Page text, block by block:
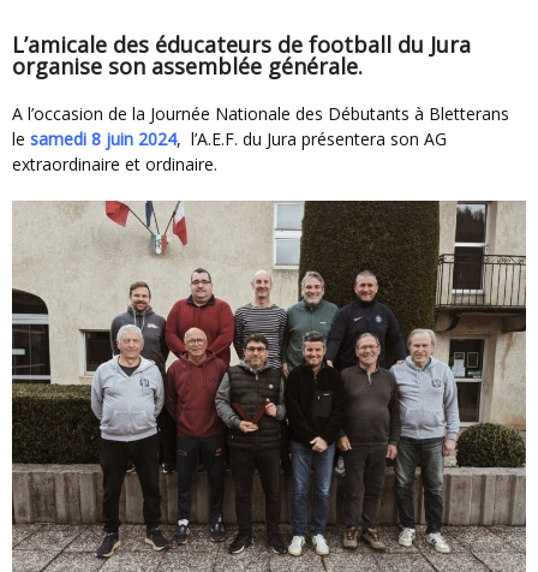
L’amicale des éducateurs de football du Jura
organise son assemblée générale.
A l’occasion de la Journée Nationale des Débutants à Bletterans
le samedi 8 juin 2024, l’A.E.F. du Jura présentera son AG
extraordinaire et ordinaire.